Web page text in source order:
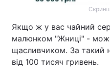
Якщо ж у вас чайний
малюнком "Жниці" -
щасливчиком. За такий
від 100 тисяч гривень.